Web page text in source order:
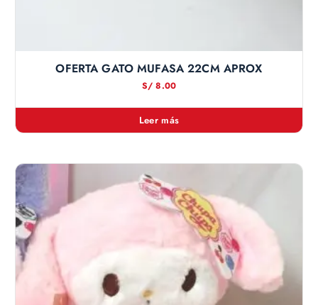
OFERTA GATO MUFASA 22CM APROX
S/ 8.00
Leer más